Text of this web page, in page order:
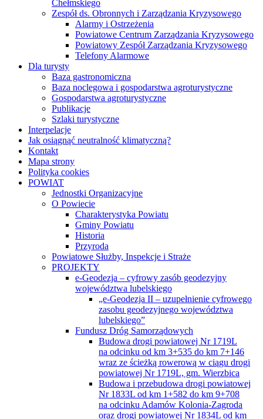
Chełmskiego
Zespół ds. Obronnych i Zarządzania Kryzysowego
Alarmy i Ostrzeżenia
Powiatowe Centrum Zarządzania Kryzysowego
Powiatowy Zespół Zarządzania Kryzysowego
Telefony Alarmowe
Dla turysty
Baza gastronomiczna
Baza noclegowa i gospodarstwa agroturystyczne
Gospodarstwa agroturystyczne
Publikacje
Szlaki turystyczne
Interpelacje
Jak osiągnąć neutralność klimatyczną?
Kontakt
Mapa strony
Polityka cookies
POWIAT
Jednostki Organizacyjne
O Powiecie
Charakterystyka Powiatu
Gminy Powiatu
Historia
Przyroda
Powiatowe Służby, Inspekcje i Straże
PROJEKTY
e-Geodezja – cyfrowy zasób geodezyjny
województwa lubelskiego
„e-Geodezja II – uzupełnienie cyfrowego
zasobu geodezyjnego województwa
lubelskiego”
Fundusz Dróg Samorządowych
Budowa drogi powiatowej Nr 1719L
na odcinku od km 3+535 do km 7+146
wraz ze ścieżką rowerową w ciągu drogi
powiatowej Nr 1719L, gm. Wierzbica
Budowa i przebudowa drogi powiatowej
Nr 1833L od km 1+582 do km 9+708
na odcinku Adamów Kolonia-Zagroda
oraz drogi powiatowej Nr 1834L od km